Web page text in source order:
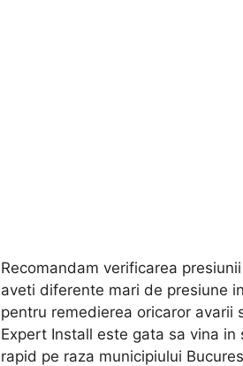
Recomandam verificarea
aveti diferente mari de presiune
pentru remedierea oricaror avarii
Expert Install este gata sa vina
rapid pe raza municipiului